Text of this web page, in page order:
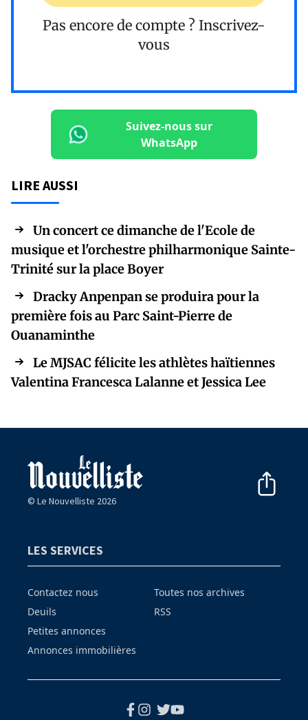
Pas encore de compte ? Inscrivez-
vous
Suivez-nous sur
WhatsApp
LIRE AUSSI
Un concert ce dimanche de l'Ecole de
musique et l'orchestre philharmonique Sainte-
Trinité sur la place Boyer
Dracky Anpenpan se produira pour la
première fois au Parc Saint-Pierre de
Ouanaminthe
Le MJSAC félicite les athlètes haïtiennes
Valentina Francesca Lalanne et Jessica Lee
© Le Nouvelliste 2026
LES SERVICES
Contactez nous
Deuils
Petites annonces
Annonces immobilières
Toutes nos archives
RSS